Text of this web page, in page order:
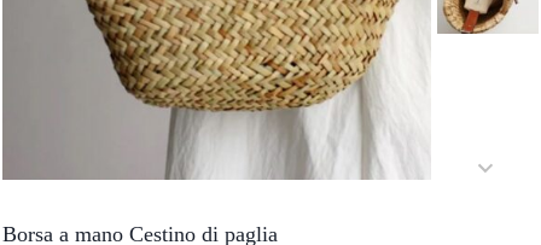
Borsa a mano Cestino di paglia